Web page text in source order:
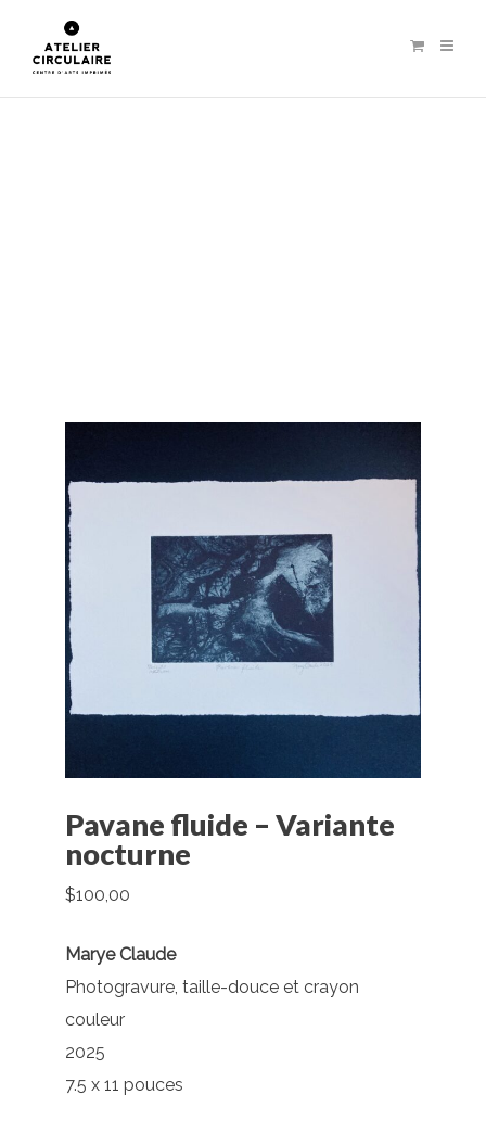
Pavane fluide – Variante
nocturne
$100,00
Marye Claude
Photogravure, taille-douce et crayon
couleur
2025
7.5 x 11 pouces